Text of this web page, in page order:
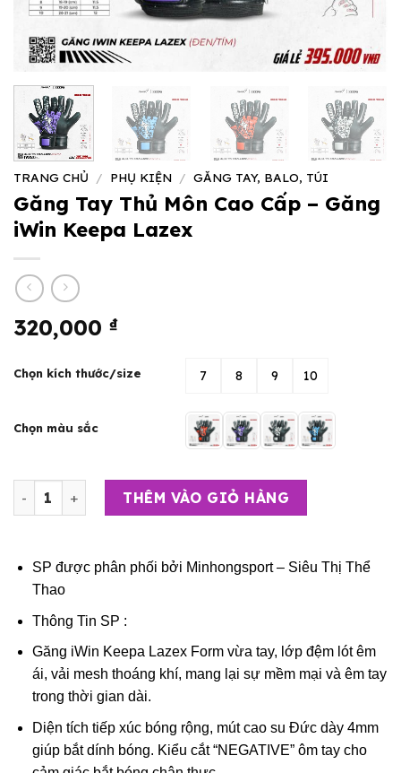
TRANG CHỦ / PHỤ KIỆN / GĂNG TAY, BALO, TÚI
Găng Tay Thủ Môn Cao Cấp – Găng
iWin Keepa Lazex
320,000 ₫
Chọn kích thước/size 7 8 9 10
Chọn màu sắc
Găng Tay Thủ Môn Cao Cấp – Găng iWin Keepa Lazex
THÊM VÀO GIỎ HÀNG
SP được phân phối bởi Minhongsport – Siêu Thị Thể
Thao
Thông Tin SP :
Găng iWin Keepa Lazex Form vừa tay, lớp đệm lót êm
ái, vải mesh thoáng khí, mang lại sự mềm mại và êm tay
trong thời gian dài.
Diện tích tiếp xúc bóng rộng, mút cao su Đức dày 4mm
giúp bắt dính bóng. Kiểu cắt “NEGATIVE” ôm tay cho